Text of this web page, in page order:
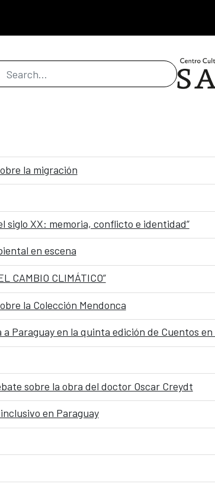
Bar
la migración
siglo XX: memoria, conflicto e identidad”
en escena
CAMBIO CLIMÁTICO”
la Colección Mendonca
Paraguay en la quinta edición de Cuentos en
sobre la obra del doctor Oscar Creydt
en Paraguay